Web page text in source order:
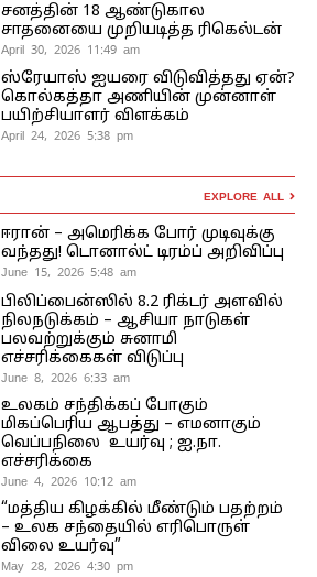
சனத்தின் 18 ஆண்டுகால
சாதனையை முறியடித்த ரிகெல்டன்
April 30, 2026 11:49 am
ஸ்ரேயாஸ் ஐயரை விடுவித்தது ஏன்?
கொல்கத்தா அணியின் முன்னாள்
பயிற்சியாளர் விளக்கம்
April 24, 2026 5:38 pm
EXPLORE ALL
ஈரான் – அமெரிக்க போர் முடிவுக்கு
வந்தது! டொனால்ட் டிரம்ப் அறிவிப்பு
June 15, 2026 5:48 am
பிலிப்பைன்ஸில் 8.2 ரிக்டர் அளவில்
நிலநடுக்கம் – ஆசியா நாடுகள்
பலவற்றுக்கும் சுனாமி
எச்சரிக்கைகள் விடுப்பு
June 8, 2026 6:33 am
உலகம் சந்திக்கப் போகும்
மிகப்பெரிய ஆபத்து – எமனாகும்
வெப்பநிலை உயர்வு ; ஐ.நா.
எச்சரிக்கை
June 4, 2026 10:12 am
“மத்திய கிழக்கில் மீண்டும் பதற்றம்
– உலக சந்தையில் எரிபொருள்
விலை உயர்வு”
May 28, 2026 4:30 pm